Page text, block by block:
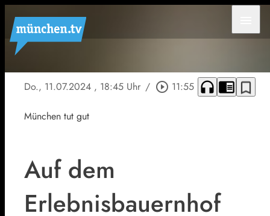
Do., 11.07.2024 , 18:45 Uhr / play_circle_outline 11:55 headphones chrome_reader_mode bookmark_border
München tut gut
Auf dem
Erlebnisbauernhof